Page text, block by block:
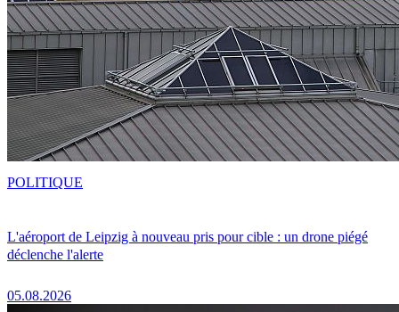
L'aéroport de Leipzig à nouveau pris pour cible : un drone piégé
déclenche l'alerte
05.08.2026
POLITIQUE